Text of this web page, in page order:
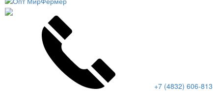
+7 (4832) 606-813